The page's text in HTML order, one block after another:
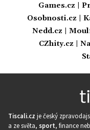
Games.cz
Osobnosti.cz
Nedd.cz
CZhity.cz
Tiscali.cz je český
a ze světa, sport, finance